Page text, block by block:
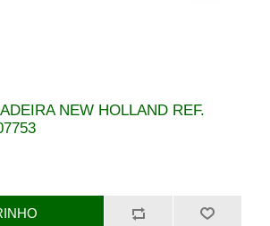
NEW HOLLAND REF.